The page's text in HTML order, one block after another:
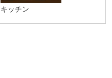
キッチン